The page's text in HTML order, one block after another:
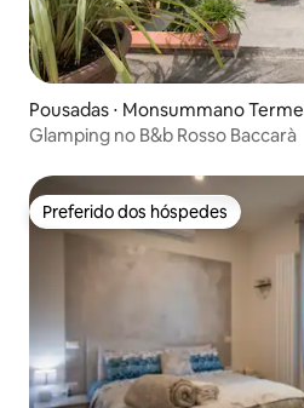
Pousadas ⋅ Monsummano Terme
Glamping no B&b Rosso Baccarà
Preferido dos hóspedes
Preferido dos hóspedes